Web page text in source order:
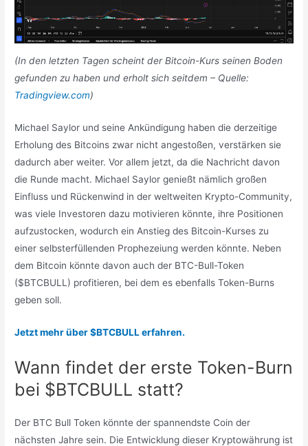
(In den letzten Tagen scheint der Bitcoin-Kurs seinen Boden
gefunden zu haben und erholt sich seitdem – Quelle:
Tradingview.com)
Michael Saylor und seine Ankündigung haben die derzeitige
Erholung des Bitcoins zwar nicht angestoßen, verstärken sie
dadurch aber weiter. Vor allem jetzt, da die Nachricht davon
die Runde macht. Michael Saylor genießt nämlich großen
Einfluss und Rückenwind in der weltweiten Krypto-Community,
was viele Investoren dazu motivieren könnte, ihre Positionen
aufzustocken, wodurch ein Anstieg des Bitcoin-Kurses zu
einer selbsterfüllenden Prophezeiung werden könnte. Neben
dem Bitcoin könnte davon auch der BTC-Bull-Token
($BTCBULL) profitieren, bei dem es ebenfalls Token-Burns
geben soll.
Jetzt mehr über $BTCBULL erfahren.
Wann findet der erste Token-Burn
bei $BTCBULL statt?
Der BTC Bull Token könnte der spannendste Coin der
nächsten Jahre sein. Die Entwicklung dieser Kryptowährung ist